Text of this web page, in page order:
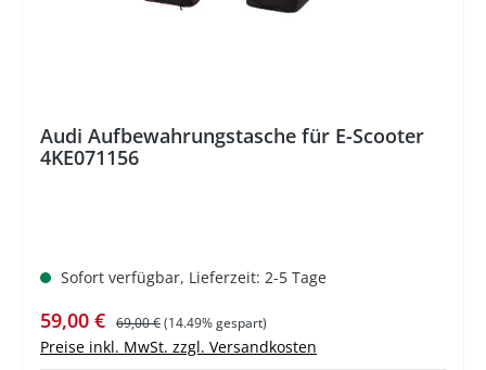
Audi Aufbewahrungstasche für E-Scooter
4KE071156
Sofort verfügbar, Lieferzeit: 2-5 Tage
Verkaufspreis:
59,00 € Regulärer Preis:
69,00 €(14.49% gespart)
Preise inkl. MwSt. zzgl. Versandkosten